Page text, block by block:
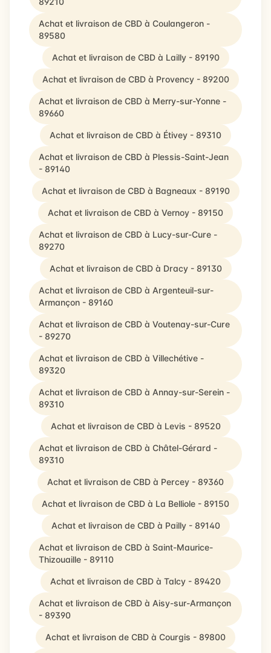
Achat et livraison de CBD à Coulangeron -
89580
Achat et livraison de CBD à Lailly - 89190
Achat et livraison de CBD à Provency - 89200
Achat et livraison de CBD à Merry-sur-Yonne -
89660
Achat et livraison de CBD à Étivey - 89310
Achat et livraison de CBD à Plessis-Saint-Jean
- 89140
Achat et livraison de CBD à Bagneaux - 89190
Achat et livraison de CBD à Vernoy - 89150
Achat et livraison de CBD à Lucy-sur-Cure -
89270
Achat et livraison de CBD à Dracy - 89130
Achat et livraison de CBD à Argenteuil-sur-
Armançon - 89160
Achat et livraison de CBD à Voutenay-sur-Cure
- 89270
Achat et livraison de CBD à Villechétive -
89320
Achat et livraison de CBD à Annay-sur-Serein -
89310
Achat et livraison de CBD à Levis - 89520
Achat et livraison de CBD à Châtel-Gérard -
89310
Achat et livraison de CBD à Percey - 89360
Achat et livraison de CBD à La Belliole - 89150
Achat et livraison de CBD à Pailly - 89140
Achat et livraison de CBD à Saint-Maurice-
Thizouaille - 89110
Achat et livraison de CBD à Talcy - 89420
Achat et livraison de CBD à Aisy-sur-Armançon
- 89390
Achat et livraison de CBD à Courgis - 89800